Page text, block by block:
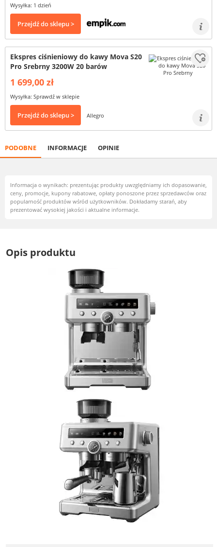
Wysyłka: 1 dzień
Przejdź do sklepu >
Ekspres ciśnieniowy do kawy Mova S20
Pro Srebrny 3200W 20 barów
1 699,00 zł
Wysyłka: Sprawdź w sklepie
Przejdź do sklepu > Allegro
PODOBNE INFORMACJE OPINIE
Informacja o wynikach: prezentując produkty uwzględniamy ich dopasowanie,
ceny, promocje, kupony rabatowe, opłaty ponoszone przez sprzedawców oraz
popularność produktów wśród użytkowników. Dokładamy starań, aby
prezentować wysokiej jakości i aktualne informacje.
Opis produktu